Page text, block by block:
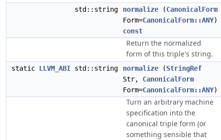
std::string normalize (CanonicalForm
Form=CanonicalForm::ANY)
const
Return the normalized
form of this triple's string.
static LLVM_ABI std::string normalize (StringRef
Str, CanonicalForm
Form=CanonicalForm::ANY)
Turn an arbitrary machine
specification into the
canonical triple form (or
something sensible that